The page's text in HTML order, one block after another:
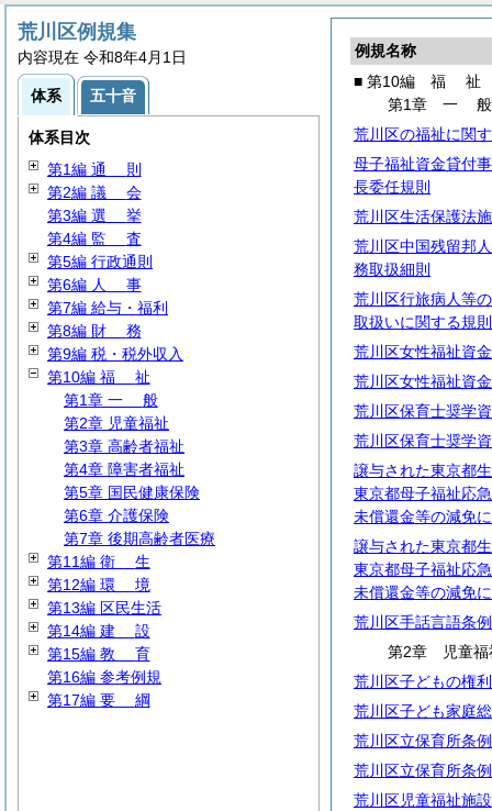
例規名称
■ 第10編 福 祉
第1章 一般
荒川区の福祉に関
母子福祉資金貸付
長委任規則
荒川区生活保護法
荒川区中国残留邦
務取扱細則
荒川区行旅病人等
取扱いに関する規則
荒川区女性福祉資
荒川区女性福祉資
荒川区保育士奨学
荒川区保育士奨学
譲与された東京都
東京都母子福祉応
未償還金等の減免
譲与された東京都
東京都母子福祉応
未償還金等の減免
荒川区手話言語条例
第2章 児童福
荒川区子どもの権
荒川区子ども家庭
荒川区立保育所条例
荒川区立保育所条
荒川区児童福祉施
荒川区例規集
内容現在 令和8年4月1日
体系 五十音
体系目次
第1編 通 則
第2編 議 会
第3編 選 挙
第4編 監 査
第5編 行政通則
第6編 人 事
第7編 給与・福利
第8編 財 務
第9編 税・税外収入
第10編 福 祉
第1章 一 般
第2章 児童福祉
第3章 高齢者福祉
第4章 障害者福祉
第5章 国民健康保険
第6章 介護保険
第7章 後期高齢者医療
第11編 衛 生
第12編 環 境
第13編 区民生活
第14編 建 設
第15編 教 育
第16編 参考例規
第17編 要 綱